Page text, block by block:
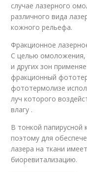
случае лазерного
различного вида
кожного рельефа.
Фракционное
С целью омоложения,
и других зон
фракционный
фототермолизе
луч которого
влагу .
В тонкой папирусной
поэтому для
лазера на ткани
биоревитализацию.